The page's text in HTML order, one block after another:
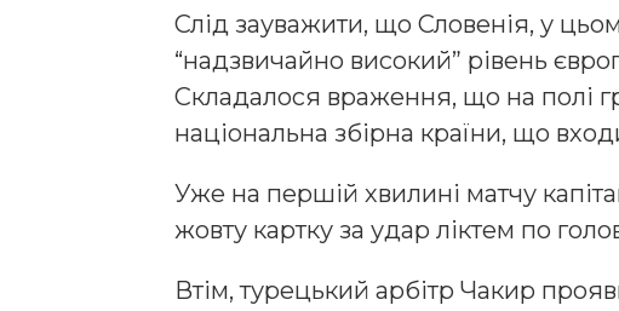
Слід зауважити, що Словенія, у
“надзвичайно високий” рівень
Складалося враження, що на полі
національна збірна країни, що
Уже на першій хвилині матчу
жовту картку за удар ліктем по
Втім, турецький арбітр Чакир